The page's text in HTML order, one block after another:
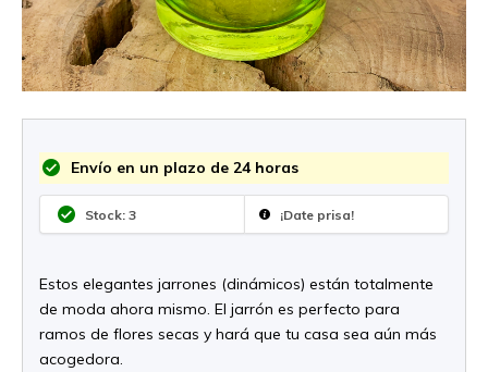
Envío en un plazo de 24 horas
Stock: 3 ¡Date prisa!
Estos elegantes jarrones (dinámicos) están totalmente
de moda ahora mismo. El jarrón es perfecto para
ramos de flores secas y hará que tu casa sea aún más
acogedora.